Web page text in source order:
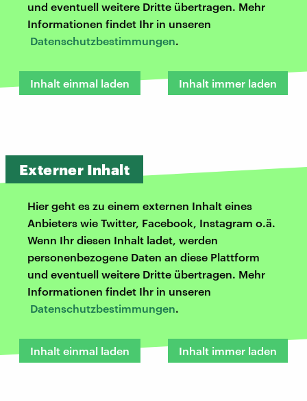
und eventuell weitere Dritte übertragen. Mehr
Informationen findet Ihr in unseren
Datenschutzbestimmungen.
Inhalt einmal laden Inhalt immer laden
Externer Inhalt
Hier geht es zu einem externen Inhalt eines
Anbieters wie Twitter, Facebook, Instagram o.ä.
Wenn Ihr diesen Inhalt ladet, werden
personenbezogene Daten an diese Plattform
und eventuell weitere Dritte übertragen. Mehr
Informationen findet Ihr in unseren
Datenschutzbestimmungen.
Inhalt einmal laden Inhalt immer laden